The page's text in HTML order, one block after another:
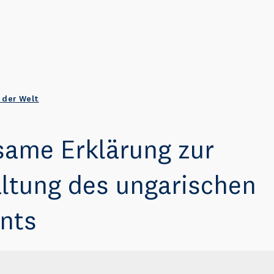
der Welt
Erklärung zur
des ungarischen